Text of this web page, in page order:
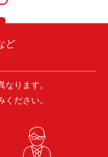
ど
ります。
ください。